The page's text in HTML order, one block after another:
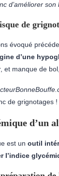
d’améliorer son
de
évoqué
d’une
et manque de
de grignotages !
d’un
est un outil
l’indice